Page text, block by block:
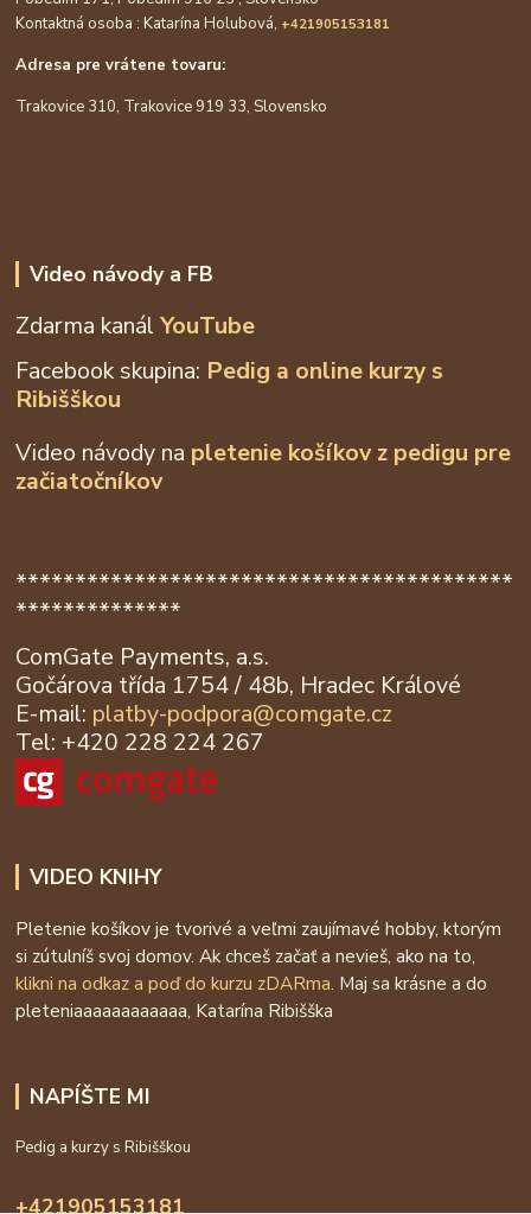
Kontaktná osoba : Katarína Holubová, +421905153181
Adresa pre vrátene tovaru:
Trakovice 310, Trakovice 919 33, Slovensko
Video návody a FB
Zdarma kanálYouTube
Facebook skupina: Pedig a online kurzy s
Ribišškou
Video návody na pletenie košíkov z pedigu pre
začiatočníkov
******************************************
**************
ComGate Payments, a.s.
Gočárova třída 1754 / 48b, Hradec Králové
E-mail: platby-podpora@comgate.cz
Tel: +420 228 224 267
VIDEO KNIHY
Pletenie košíkov je tvorivé a veľmi zaujímavé hobby, ktorým
si zútulníš svoj domov. Ak chceš začať a nevieš, ako na to,
klikni na odkaz a poď do kurzu zDARma. Maj sa krásne a do
pleteniaaaaaaaaaaaa, Katarína Ribišška
NAPÍŠTE MI
Pedig a kurzy s Ribišškou
+421905153181